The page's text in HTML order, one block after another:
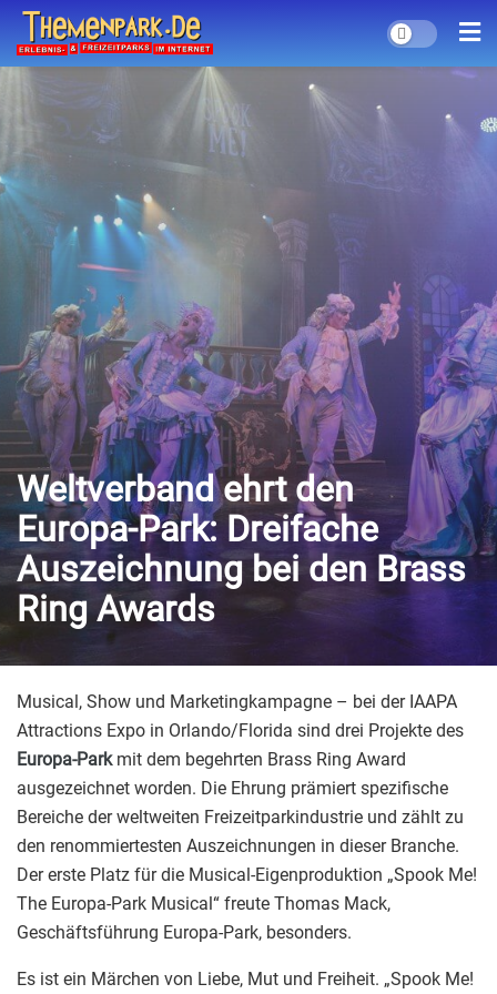
Weltverband ehrt den
Europa-Park: Dreifache
Auszeichnung bei den Brass
Ring Awards
Musical, Show und Marketingkampagne – bei der IAAPA
Attractions Expo in Orlando/Florida sind drei Projekte des
Europa-Parkmit dem begehrten Brass Ring Award
ausgezeichnet worden. Die Ehrung prämiert spezifische
Bereiche der weltweiten Freizeitparkindustrie und zählt zu
den renommiertesten Auszeichnungen in dieser Branche.
Der erste Platz für die Musical-Eigenproduktion „Spook Me!
The Europa-Park Musical“ freute Thomas Mack,
Geschäftsführung Europa-Park, besonders.
Es ist ein Märchen von Liebe, Mut und Freiheit. „Spook Me!